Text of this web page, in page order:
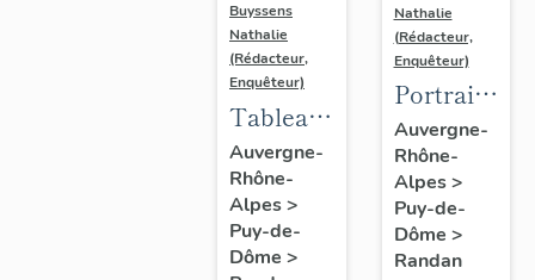
Buyssens
Nathalie
(Rédacteur,
Enquêteur)
Tableau
d'Eugène
Romain
Van
Maldeghem
Auvergne-
Rhône-
Alpes>
Puy-de-
Dôme >
Nathalie
(Rédacteur,
Enquêteur)
Portrait
d'Adélaïde
d'Orléans,
d'après
François
Gérard
Auvergne-
Rhône-
Alpes>
Puy-de-
Dôme >
Randan